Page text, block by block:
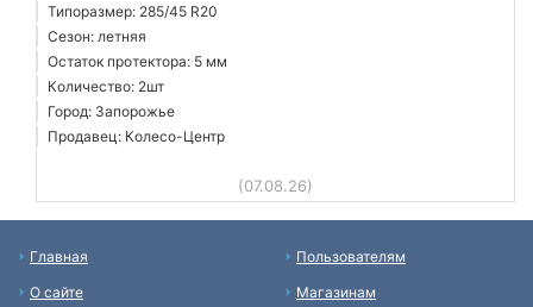
Типоразмер: 285/45 R20
Сезон: летняя
Остаток протектора: 5 мм
Количество: 2шт
Город: Запорожье
Продавец: Колесо-Центр
(07.08.26)
Главная
О сайте
Пользователям
Магазинам